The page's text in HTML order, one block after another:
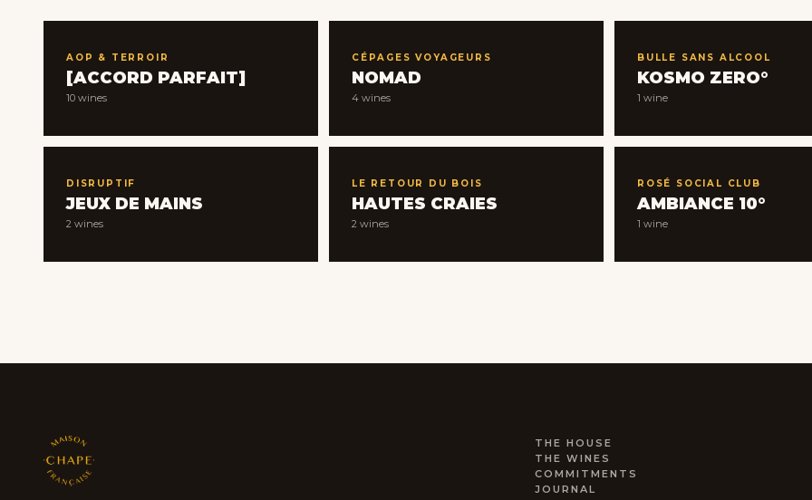
AOP & TERROIR
[ACCORD PARFAIT]
10 wines
CÉPAGES VOYAGEURS
NOMAD
4 wines
BULLE SANS ALCOOL
KOSMO ZERO°
1 wine
DISRUPTIF
JEUX DE MAINS
2 wines
LE RETOUR DU BOIS
HAUTES CRAIES
2 wines
ROSÉ SOCIAL CLUB
AMBIANCE 10°
1 wine
THE HOUSE
THE WINES
COMMITMENTS
JOURNAL